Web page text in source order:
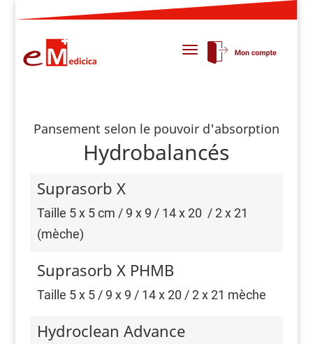
Pansement selon le pouvoir d'absorption
Hydrobalancés
Suprasorb X
Taille 5 x 5 cm / 9 x 9 / 14 x 20 / 2 x 21
(mèche)
Suprasorb X PHMB
Taille 5 x 5 / 9 x 9 / 14 x 20 / 2 x 21 mèche
Hydroclean Advance